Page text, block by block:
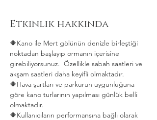
Etkinlik hakkında
🔶️Kano ile Mert gölünün denizle birleştiği
noktadan başlayıp ormanın içerisine
girebiliyorsunuz.  Özellikle sabah saatleri ve
akşam saatleri daha keyifli olmaktadır.
🔶️Hava şartları ve parkurun uygunluğuna
göre kano turlarının yapılması günlük belli
olmaktadır.
🔶️Kullanıcıların performansına bağlı olarak